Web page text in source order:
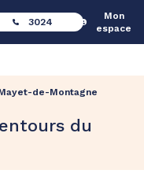
3024
Mon
espace
de-Montagne
du